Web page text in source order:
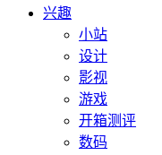
兴趣
小站
设计
影视
游戏
开箱测评
数码